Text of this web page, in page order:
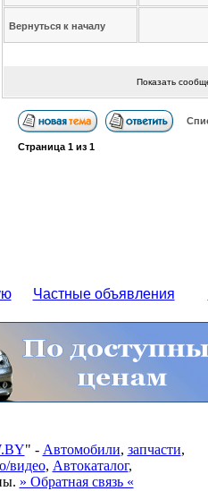
Вернуться к началу
Показать
Страница 1из 1
Частные объявления
" - Автомобили, запчасти,
видео, Автокаталог,
» Обратная связь «